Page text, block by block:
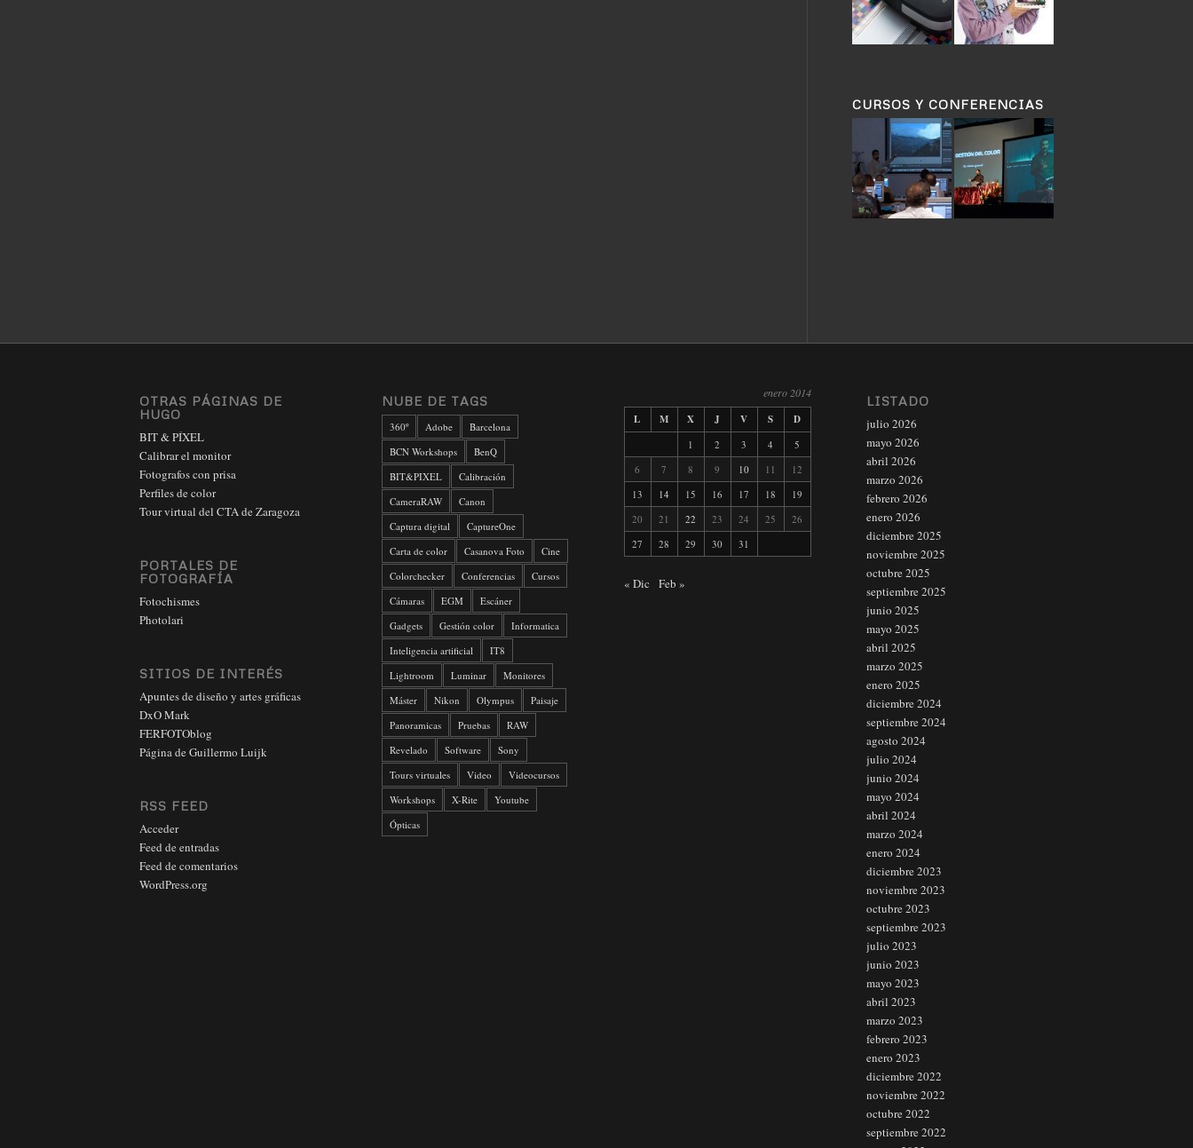
CURSOS Y CONFERENCIAS
OTRAS PÁGINAS DE
HUGO
BIT & PÍXEL
Calibrar el monitor
Fotografos con prisa
Perfiles de color
Tour virtual del CTA de Zaragoza
PORTALES DE
FOTOGRAFÍA
Fotochismes
Photolari
SITIOS DE INTERÉS
Apuntes de diseño y artes gráficas
DxO Mark
FERFOTOblog
Página de Guillermo Luijk
RSS FEED
Acceder
Feed de entradas
Feed de comentarios
WordPress.org
NUBE DE TAGS
360º Adobe
Barcelona
BCN Workshops
BenQ
BIT&PIXEL
Calibración
CameraRAW
Canon
Captura digital
CaptureOne
Carta de color
Casanova Foto
Cine
Colorchecker
Conferencias
Cursos
Cámaras
EGM
Escáner
Gadgets
Gestión color
Informatica
Inteligencia artificial
IT8
Lightroom
Luminar
Monitores
Máster
Nikon Olympus
Paisaje
Panoramicas
Pruebas
RAW
Revelado
Software
Sony
Tours virtuales
Video
Videocursos
Workshops
X-Rite
Youtube
Ópticas
enero 2014
L
M X J V S D
1 2 3 4
5
6
7 8 9 10 11
12
13
14 15 16 17 18
19
20
21 22 23 24 25
26
27
28 29 30 31
« Dic Feb »
LISTADO
julio 2026
mayo 2026
abril 2026
marzo 2026
febrero 2026
enero 2026
diciembre 2025
noviembre 2025
octubre 2025
septiembre 2025
junio 2025
mayo 2025
abril 2025
marzo 2025
enero 2025
diciembre 2024
septiembre 2024
agosto 2024
julio 2024
junio 2024
mayo 2024
abril 2024
marzo 2024
enero 2024
diciembre 2023
noviembre 2023
octubre 2023
septiembre 2023
julio 2023
junio 2023
mayo 2023
abril 2023
marzo 2023
febrero 2023
enero 2023
diciembre 2022
noviembre 2022
octubre 2022
septiembre 2022